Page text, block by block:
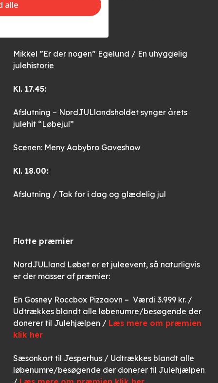
Bøgeskov
Mikkel ”Er der nogen” Egelund / En uhyggelig
julehistorie
Kl. 17.45:
Afslutning – NordJULlandsholdet synger årets
julehit “Løbejul”
Scenen: Meny Aabybro Gaveshow
Kl. 18.00:
Afslutning / Tak for i dag og glædelig jul
Flotte præmier
NordJULland Løbet er et juleevent, så naturligvis
er der masser af præmier:
En Gosney Roccbox Pizzaovn – Værdi 3.999 kr. /
Udtrækkes blandt alle løbenumre/besøgende der
donerer til Julehjælpen / Læs mere om præmien
klik her
Sæsonkort til Jesperhus / Udtrækkes blandt alle
løbenumre/besøgende der donerer til Julehjælpen
alle